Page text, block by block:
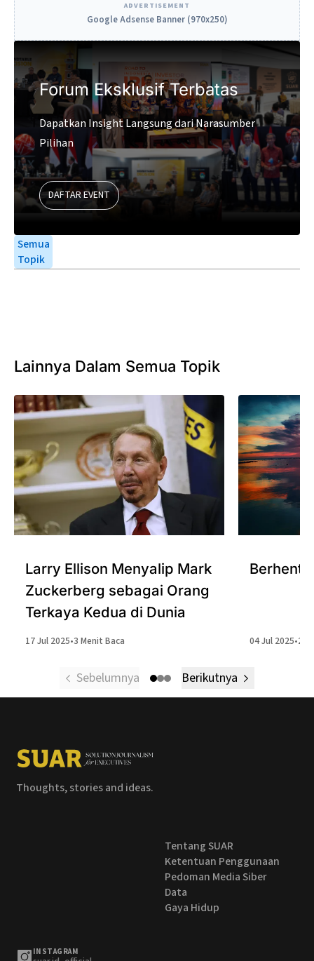
ADVERTISEMENT
Google Adsense Banner (970x250)
Forum Eksklusif Terbatas
Dapatkan Insight Langsung dari Narasumber
Pilihan
DAFTAR EVENT
Semua
Topik
Lainnya Dalam Semua Topik
Larry Ellison Menyalip Mark
Zuckerberg sebagai Orang
Terkaya Kedua di Dunia
17 Jul 2025•3 Menit Baca
Berhenti
04 Jul 2025•2
Sebelumnya Berikutnya
Thoughts, stories and ideas.
Tentang SUAR
Ketentuan Penggunaan
Pedoman Media Siber
Data
Gaya Hidup
INSTAGRAM